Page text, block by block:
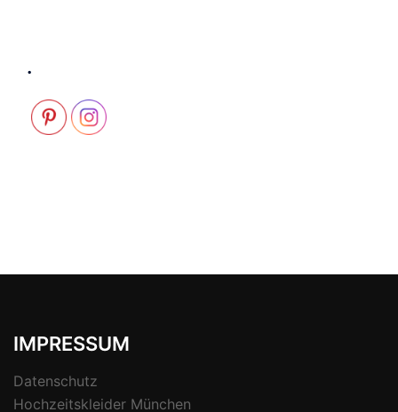
.
IMPRESSUM
Datenschutz
Hochzeitskleider München